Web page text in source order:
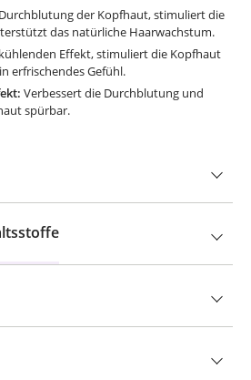
der Kopfhaut, stimuliert die
das natürliche Haarwachstum.
Effekt, stimuliert die Kopfhaut
erfrischendes Gefühl.
Verbessert die Durchblutung und
spürbar.